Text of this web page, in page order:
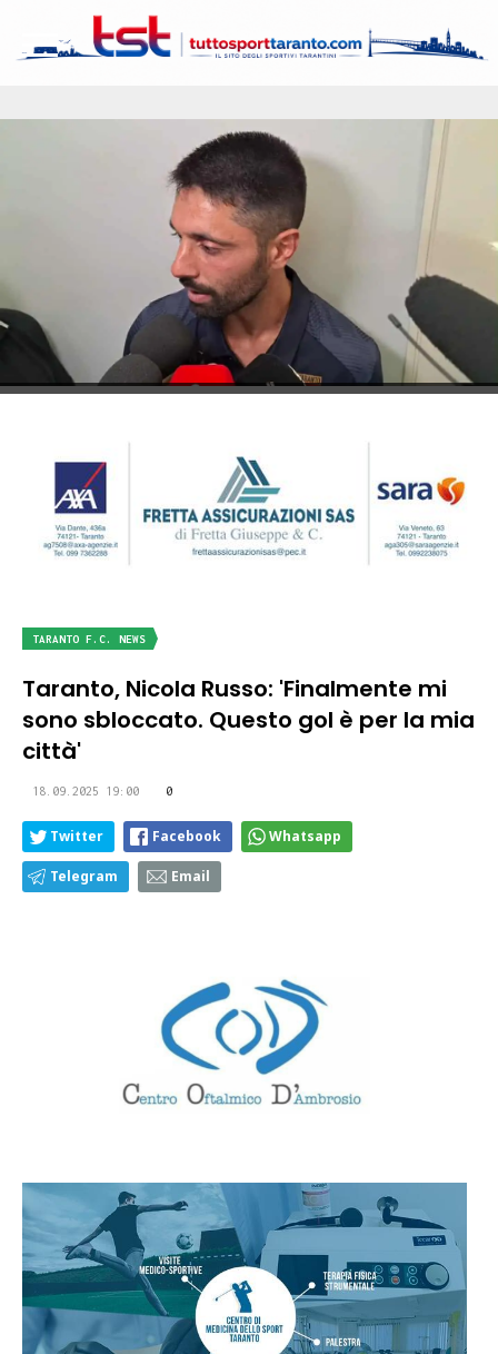
TARANTO F.C. NEWS
Taranto, Nicola Russo: 'Finalmente mi
sono sbloccato. Questo gol è per la mia
città'
18.09.2025 19:00 0
Twitter Facebook Whatsapp
Telegram Email